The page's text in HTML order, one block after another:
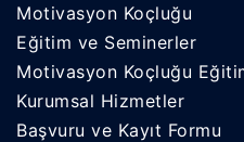
Motivasyon Koçluğu
Eğitim ve Seminerler
Motivasyon Koçluğu
Kurumsal Hizmetler
Başvuru ve Kayıt Formu